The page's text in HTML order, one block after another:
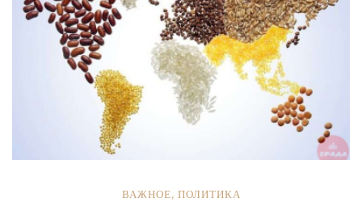
ВАЖНОЕ, ПОЛИТИКА